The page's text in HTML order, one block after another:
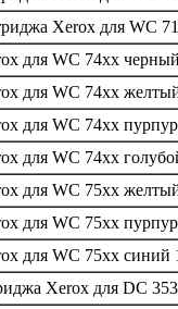
Xerox для WC
для WC 74xx
для WC 74xx
для WC 74xx
для WC 74xx
для WC 75xx
для WC 75xx
для WC 75xx синий
Xerox для DC